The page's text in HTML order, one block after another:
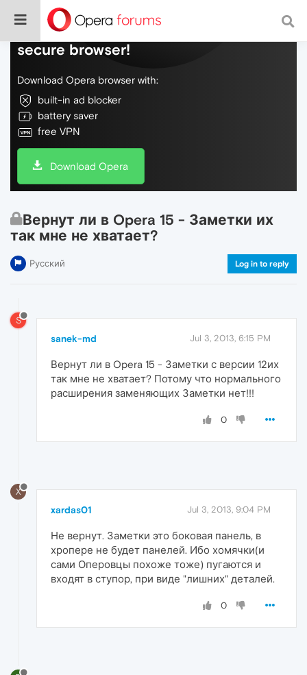
Do more on the web, with a fast and
secure browser!
Download Opera browser with:
built-in ad blocker
battery saver
free VPN
Download Opera
Вернут ли в Opera 15 - Заметки их
так мне не хватает?
Русский Log in to reply
S
sanek-md Jul 3, 2013, 6:15 PM
Вернут ли в Opera 15 - Заметки с версии 12их
так мне не хватает? Потому что нормального
расширения заменяющих Заметки нет!!!
0
X
xardas01 Jul 3, 2013, 9:04 PM
Не вернут. Заметки это боковая панель, в
хропере не будет панелей. Ибо хомячки(и
сами Оперовцы похоже тоже) пугаются и
входят в ступор, при виде "лишних" деталей.
0